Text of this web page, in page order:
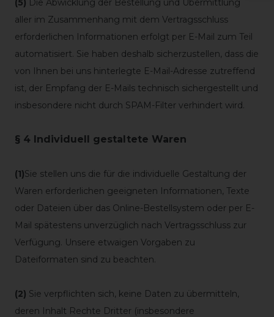
aller im Zusammenhang mit dem Vertragsschluss
erforderlichen Informationen erfolgt per E-Mail zum Teil
automatisiert. Sie haben deshalb sicherzustellen, dass die
von Ihnen bei uns hinterlegte E-Mail-Adresse zutreffend
ist, der Empfang der E-Mails technisch sichergestellt und
insbesondere nicht durch SPAM-Filter verhindert wird.
§ 4 Individuell gestaltete Waren
(1)Sie stellen uns die für die individuelle Gestaltung der
Waren erforderlichen geeigneten Informationen, Texte
oder Dateien über das Online-Bestellsystem oder per E-
Mail spätestens unverzüglich nach Vertragsschluss zur
Verfügung. Unsere etwaigen Vorgaben zu
Dateiformaten sind zu beachten.
(2) Sie verpflichten sich, keine Daten zu übermitteln,
deren Inhalt Rechte Dritter (insbesondere